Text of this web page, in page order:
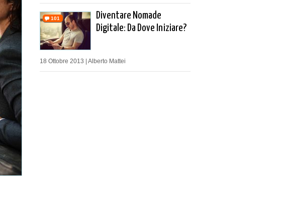
101
Diventare Nomade
Digitale: Da Dove Iniziare?
18 Ottobre 2013 | Alberto Mattei